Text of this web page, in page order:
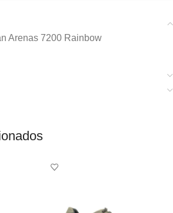
Arenas 7200 Rainbow